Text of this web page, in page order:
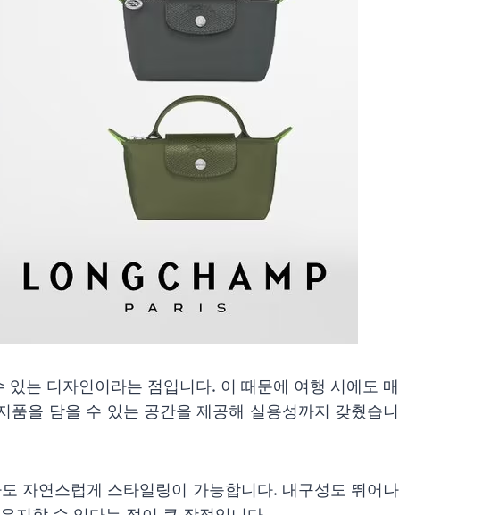
는 디자인이라는 점입니다. 이 때문에 여행 시에도 매
을 담을 수 있는 공간을 제공해 실용성까지 갖췄습니
자연스럽게 스타일링이 가능합니다. 내구성도 뛰어나